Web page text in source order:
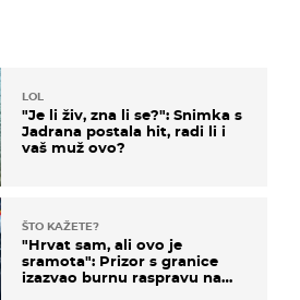
LOL
"Je li živ, zna li se?": Snimka s
Jadrana postala hit, radi li i
vaš muž ovo?
ŠTO KAŽETE?
"Hrvat sam, ali ovo je
sramota": Prizor s granice
izazvao burnu raspravu na